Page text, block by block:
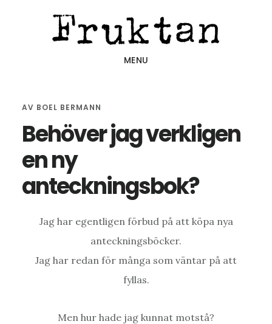
MENU
AV BOEL BERMANN
Behöver jag verkligen
en ny
anteckningsbok?
Jag har egentligen förbud på att köpa nya
anteckningsböcker.
Jag har redan för många som väntar på att
fyllas.
Men hur hade jag kunnat motstå?